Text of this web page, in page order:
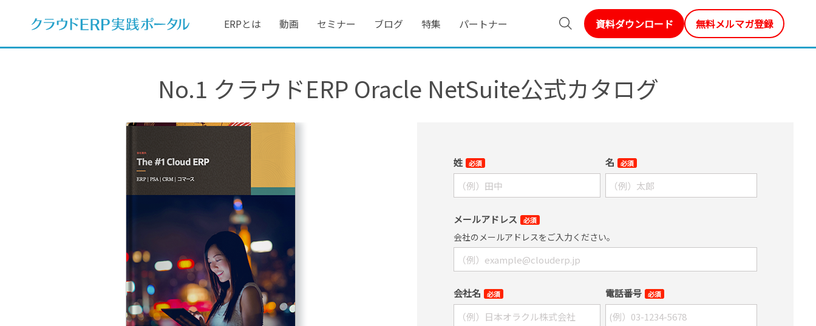
ERPとは 動画 セミナー ブログ 特集 パートナー 資料ダウンロード 無料メルマガ登録
No.1 クラウドERP Oracle NetSuite公式カタログ
姓 必須 名 必須
メールアドレス 必須
会社のメールアドレスをご入力ください。
会社名 必須 電話番号 必須